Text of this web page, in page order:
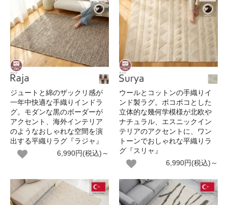
ジュートと綿のザックリ感が
一年中快適な手織りインドラ
グ。モダンな黒のボーダーが
アクセント、海外インテリア
のようなおしゃれな空間を演
出する平織りラグ『ラジャ』
6,990円(税込)～
ウールとコットンの手織りイ
ンド製ラグ。ポコポコとした
立体的な幾何学模様が北欧や
ナチュラル、エスニックイン
テリアのアクセントに、ワン
トーンでおしゃれな平織りラ
グ『スリャ』
6,990円(税込)～